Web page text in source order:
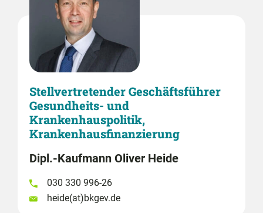
Stellvertretender Geschäftsführer
Gesundheits- und
Krankenhauspolitik,
Krankenhausfinanzierung
Dipl.-Kaufmann Oliver Heide
030 330 996-26
heide(at)bkgev.de